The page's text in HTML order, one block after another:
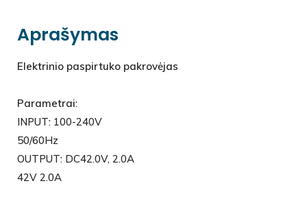
Aprašymas
Elektrinio paspirtuko pakrovėjas
Parametrai:
INPUT: 100-240V
50/60Hz
OUTPUT: DC42.0V, 2.0A
42V 2.0A